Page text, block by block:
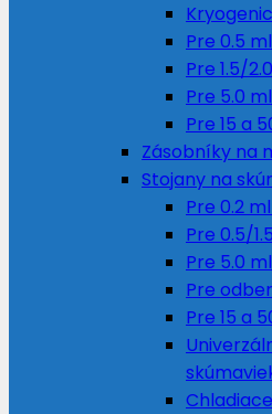
Pre 0.5
Pre 1.5/
Pre 5.0
Pre 15 a
Zásobníky na
Stojany na
Pre 0.2
Pre 0.5/
Pre 5.0
Pre
Pre 15 a